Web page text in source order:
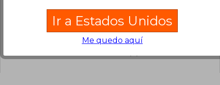
0% (0)
0% (0)
Ir a Estados Unidos
Me quedo aquí